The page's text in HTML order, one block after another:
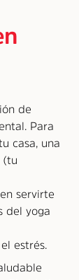
de
Para
casa, una
(tu
servirte
del yoga
estrés.